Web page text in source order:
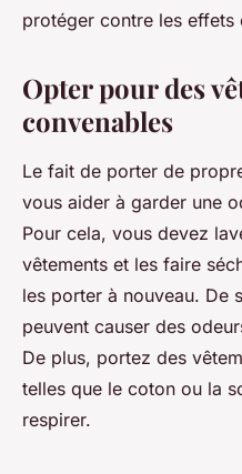
protéger contre les
Opter pour des
convenables
Le fait de porter de
vous aider à garder une
Pour cela, vous devez
vêtements et les faire
les porter à nouveau. De
peuvent causer des
De plus, portez des
telles que le coton ou la
respirer.